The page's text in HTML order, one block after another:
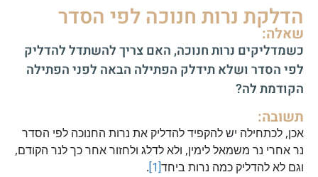
הדלקת נרות חנוכה לפי הסדר
שאלה:
כשמדליקים נרות חנוכה, האם צריך להשתדל להדליק
לפי הסדר ושלא תידלק הפתילה הבאה לפני הפתילה
הקודמת לה?
תשובה:
אכן, לכתחילה יש להקפיד להדליק את נרות החנוכה לפי הסדר
נר אחרי נר משמאל לימין, ולא לדלג ולחזור אחר כך לנר הקודם,
וגם לא להדליק כמה נרות ביחד[1]
.